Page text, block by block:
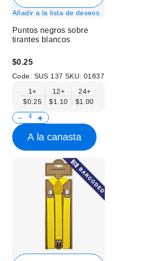
Añadir a la lista de deseos
Puntos negros sobre
tirantes blancos
$0.25
Code: SUS 137 SKU:01837
1+
$0.25
12+
$1.10
24+
$1.00
A la canasta